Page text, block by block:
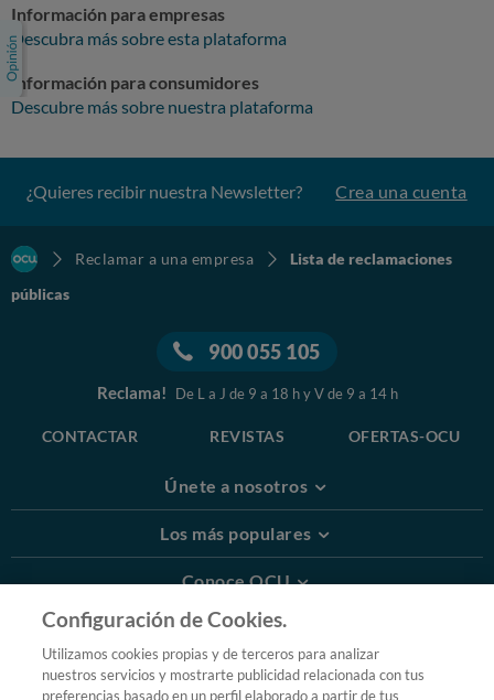
Información para empresas
Descubra más sobre esta plataforma
Información para consumidores
Descubre más sobre nuestra plataforma
¿Quieres recibir nuestra Newsletter? Crea una cuenta
Reclamar a una empresa
Lista de reclamaciones
públicas
900 055 105
Reclama! De L a J de 9 a 18 h y V de 9 a 14 h
CONTACTAR REVISTAS OFERTAS-OCU
Únete a nosotros
Los más populares
Conoce OCU
Más Información
© 2026 OCU
Configuración de Cookies.
Utilizamos cookies propias y de terceros para analizar
nuestros servicios y mostrarte publicidad relacionada con tus
preferencias basado en un perfil elaborado a partir de tus